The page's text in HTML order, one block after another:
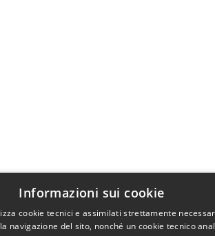
Informazioni sui cookie
cookie tecnici e assimilati strettamente
navigazione del sito, nonché un cookie tecnico